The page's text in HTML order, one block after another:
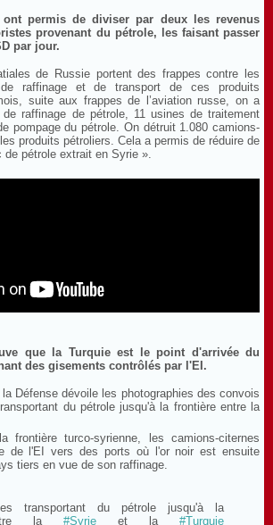
ont permis de diviser par deux les revenus
provenant du pétrole, les faisant passer
par jour.
de Russie portent des frappes contre les
raffinage et de transport de ces produits
suite aux frappes de l’aviation russe, on a
raffinage de pétrole, 11 usines de traitement
pompage du pétrole. On détruit 1.080 camions-
produits pétroliers. Cela a permis de réduire de
pétrole extrait en Syrie ».
que la Turquie est le point d'arrivée du
des gisements contrôlés par l'EI.
la Défense dévoile les photographies des convois
du pétrole jusqu'à la frontière entre la
frontière turco-syrienne, les camions-citernes
de l'EI vers des ports où l'or noir est ensuite
tiers en vue de son raffinage.
transportant du pétrole jusqu'à la
la #Syrie et la #Turquie